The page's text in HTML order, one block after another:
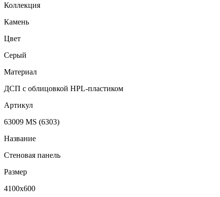
Коллекция
Камень
Цвет
Серый
Материал
ДСП с облицовкой HPL-пластиком
Артикул
63009 MS (6303)
Название
Стеновая панель
Размер
4100х600